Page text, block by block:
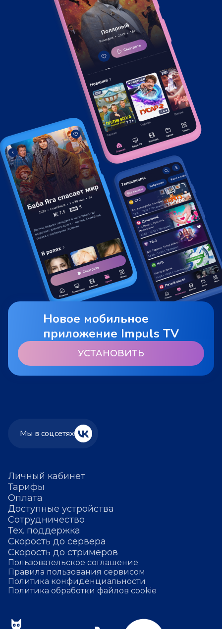
Новое мобильное
приложение Impuls TV
УСТАНОВИТЬ
Личный кабинет
Тарифы
Оплата
Доступные устройства
Сотрудничество
Тех. поддержка
Скорость до сервера
Скорость до стримеров
Пользовательское соглашение
Правила пользования сервисом
Политика конфиденциальности
Политика обработки файлов cookie
Мы в соцсетях